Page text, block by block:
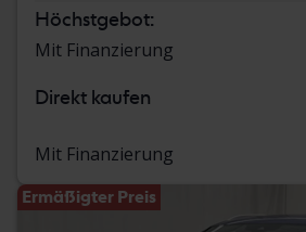
Höchstgebot:
Mit Finanzierung
Direkt kaufen
Mit Finanzierung
Ermäßigter Preis